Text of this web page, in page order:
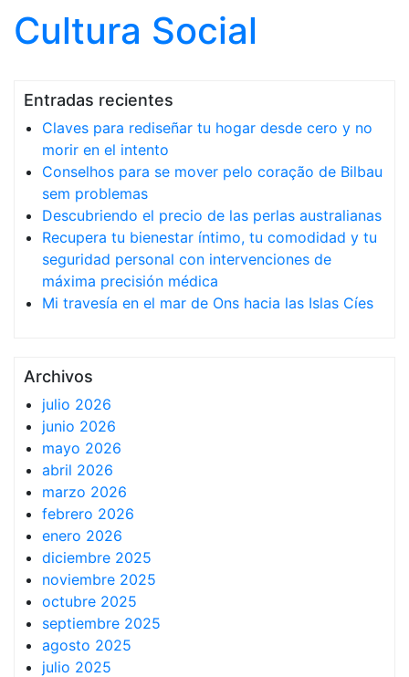
Cultura Social
Entradas recientes
Claves para rediseñar tu hogar desde cero y no
morir en el intento
Conselhos para se mover pelo coração de Bilbau
sem problemas
Descubriendo el precio de las perlas australianas
Recupera tu bienestar íntimo, tu comodidad y tu
seguridad personal con intervenciones de
máxima precisión médica
Mi travesía en el mar de Ons hacia las Islas Cíes
Archivos
julio 2026
junio 2026
mayo 2026
abril 2026
marzo 2026
febrero 2026
enero 2026
diciembre 2025
noviembre 2025
octubre 2025
septiembre 2025
agosto 2025
julio 2025